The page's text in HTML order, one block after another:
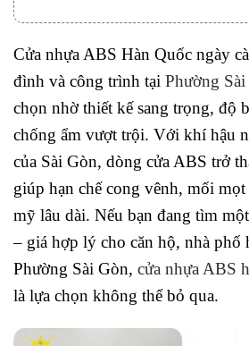
Cửa nhựa ABS Hàn Quốc ngày
đình và công trình tại Phường
chọn nhờ thiết kế sang trọng, độ
chống ẩm vượt trội. Với khí hậu
của Sài Gòn, dòng cửa ABS trở
giúp hạn chế cong vênh, mối mọt
mỹ lâu dài. Nếu bạn đang tìm
– giá hợp lý cho căn hộ, nhà phố
Phường Sài Gòn, cửa nhựa ABS
là lựa chọn không thể bỏ qua.